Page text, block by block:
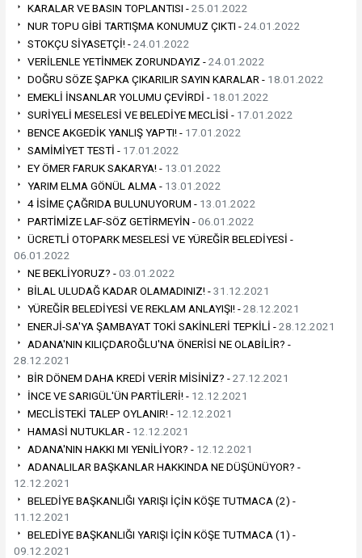
KARALAR VE BASIN TOPLANTISI -25.01.2022
NUR TOPU GİBİ TARTIŞMA KONUMUZ ÇIKTI -24.01.2022
STOKÇU SİYASETÇİ! -24.01.2022
VERİLENLE YETİNMEK ZORUNDAYIZ -24.01.2022
DOĞRU SÖZE ŞAPKA ÇIKARILIR SAYIN KARALAR - 18.01.2022
EMEKLİ İNSANLAR YOLUMU ÇEVİRDİ - 18.01.2022
SURİYELİ MESELESİ VE BELEDİYE MECLİSİ - 17.01.2022
BENCE AKGEDİK YANLIŞ YAPTI! - 17.01.2022
SAMİMİYET TESTİ - 17.01.2022
EY ÖMER FARUK SAKARYA! - 13.01.2022
YARIM ELMA GÖNÜL ALMA - 13.01.2022
4 İSİME ÇAĞRIDA BULUNUYORUM - 13.01.2022
PARTİMİZE LAF-SÖZ GETİRMEYİN -06.01.2022
ÜCRETLİ OTOPARK MESELESİ VE YÜREĞİR BELEDİYESİ -
06.01.2022
NE BEKLİYORUZ? -03.01.2022
BİLAL ULUDAĞ KADAR OLAMADINIZ! -31.12.2021
YÜREĞİR BELEDİYESİ VE REKLAM ANLAYIŞI! -28.12.2021
ENERJİ-SA'YA ŞAMBAYAT TOKİ SAKİNLERİ TEPKİLİ -28.12.2021
ADANA'NIN KILIÇDAROĞLU'NA ÖNERİSİ NE OLABİLİR? -
28.12.2021
BİR DÖNEM DAHA KREDİ VERİR MİSİNİZ? -27.12.2021
İNCE VE SARIGÜL'ÜN PARTİLERİ! - 12.12.2021
MECLİSTEKİ TALEP OYLANIR! - 12.12.2021
HAMASİ NUTUKLAR - 12.12.2021
ADANA'NIN HAKKI MI YENİLİYOR? - 12.12.2021
ADANALILAR BAŞKANLAR HAKKINDA NE DÜŞÜNÜYOR? -
12.12.2021
BELEDİYE BAŞKANLIĞI YARIŞI İÇİN KÖŞE TUTMACA (2) -
11.12.2021
BELEDİYE BAŞKANLIĞI YARIŞI İÇİN KÖŞE TUTMACA (1) -
09.12.2021